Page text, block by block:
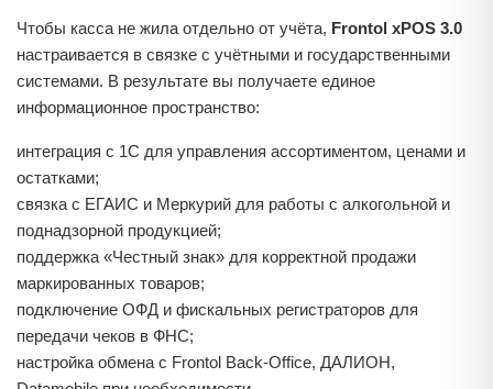
Чтобы касса не жила отдельно от учёта, Frontol xPOS 3.0
настраивается в связке с учётными и государственными
системами. В результате вы получаете единое
информационное пространство:
интеграция с 1С для управления ассортиментом, ценами и
остатками;
связка с ЕГАИС и Меркурий для работы с алкогольной и
поднадзорной продукцией;
поддержка «Честный знак» для корректной продажи
маркированных товаров;
подключение ОФД и фискальных регистраторов для
передачи чеков в ФНС;
настройка обмена с Frontol Back-Office, ДАЛИОН,